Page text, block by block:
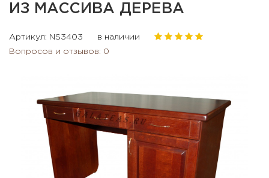
ИЗ МАССИВА ДЕРЕВА
Артикул: NS3403
в наличии
Вопросов и отзывов: 0